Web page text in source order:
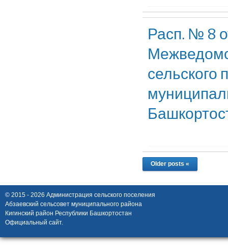
Расп. № 8
сельского
Older posts «
© 2015 - 2026 Администрация сельского поселения
Абзаевский сельсовет муниципального района
Кигинский район Республики Башкортостан
Официальный сайт.